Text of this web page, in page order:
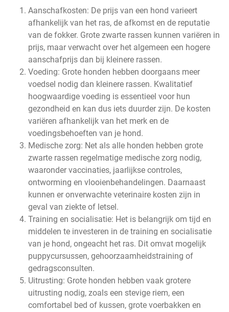
Aanschafkosten: De prijs van een hond varieert
afhankelijk van het ras, de afkomst en de reputatie
van de fokker. Grote zwarte rassen kunnen variëren in
prijs, maar verwacht over het algemeen een hogere
aanschafprijs dan bij kleinere rassen.
Voeding: Grote honden hebben doorgaans meer
voedsel nodig dan kleinere rassen. Kwalitatief
hoogwaardige voeding is essentieel voor hun
gezondheid en kan dus iets duurder zijn. De kosten
variëren afhankelijk van het merk en de
voedingsbehoeften van je hond.
Medische zorg: Net als alle honden hebben grote
zwarte rassen regelmatige medische zorg nodig,
waaronder vaccinaties, jaarlijkse controles,
ontworming en vlooienbehandelingen. Daarnaast
kunnen er onverwachte veterinaire kosten zijn in
geval van ziekte of letsel.
Training en socialisatie: Het is belangrijk om tijd en
middelen te investeren in de training en socialisatie
van je hond, ongeacht het ras. Dit omvat mogelijk
puppycursussen, gehoorzaamheidstraining of
gedragsconsulten.
Uitrusting: Grote honden hebben vaak grotere
uitrusting nodig, zoals een stevige riem, een
comfortabel bed of kussen, grote voerbakken en